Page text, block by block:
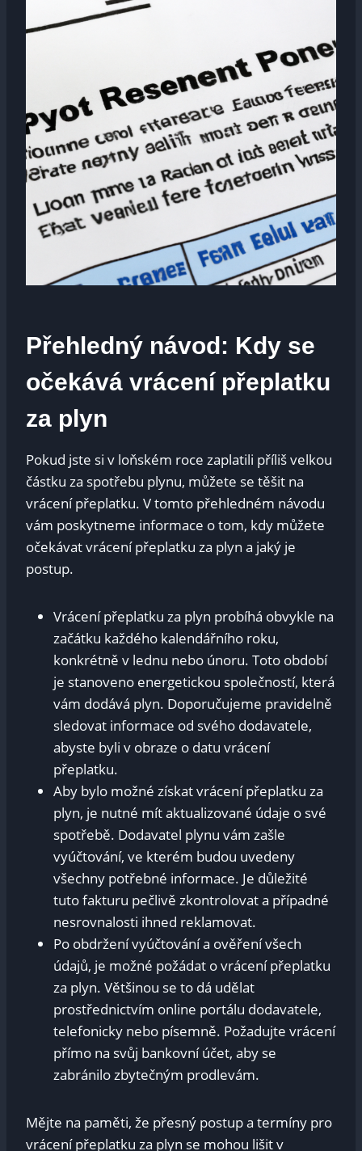
Přehledný návod: Kdy se
očekává vrácení‌ přeplatku
za plyn
Pokud jste ⁣si v loňském roce‌ zaplatili příliš velkou
⁣částku za ⁣spotřebu plynu, můžete se ⁣těšit na
vrácení přeplatku. ​V tomto přehledném návodu
vám poskytneme informace o tom, kdy můžete
očekávat vrácení ‍přeplatku za ⁢plyn‍ a jaký je
postup.
Vrácení⁢ přeplatku ⁢za plyn probíhá⁤ obvykle na
začátku‍ každého​ kalendářního roku,
konkrétně v lednu nebo ‌únoru.⁢ Toto⁤ období
je stanoveno energetickou společností,⁢ která
vám⁢ dodává‍ plyn.‍ Doporučujeme pravidelně
sledovat informace od ‍svého ​dodavatele,
‌abyste byli‍ v obraze o ⁣datu vrácení
přeplatku.
Aby bylo možné získat‌ vrácení přeplatku za
plyn, je⁣ nutné mít aktualizované údaje o své
spotřebě. Dodavatel⁢ plynu vám zašle
‌vyúčtování, ⁤ve kterém⁤ budou⁣ uvedeny
všechny⁣ potřebné informace.‍ Je důležité
⁣tuto fakturu pečlivě zkontrolovat a​ případné⁢
nesrovnalosti ihned ⁣reklamovat.
Po obdržení vyúčtování a ověření všech
údajů, ‍je možné požádat o vrácení přeplatku
za plyn.​ Většinou se to dá udělat
⁣prostřednictvím⁤ online portálu dodavatele,
telefonicky nebo písemně. Požadujte vrácení
⁣přímo na svůj bankovní ⁣účet,‍ aby⁤ se
zabránilo​ zbytečným prodlevám.
Mějte ‌na paměti, že přesný ⁤postup a ⁣termíny pro
vrácení ⁣přeplatku za plyn ⁣se‌ mohou‍ lišit v‍